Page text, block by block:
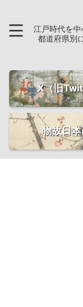
江戸時代を
都道府県別
X（旧
物故日